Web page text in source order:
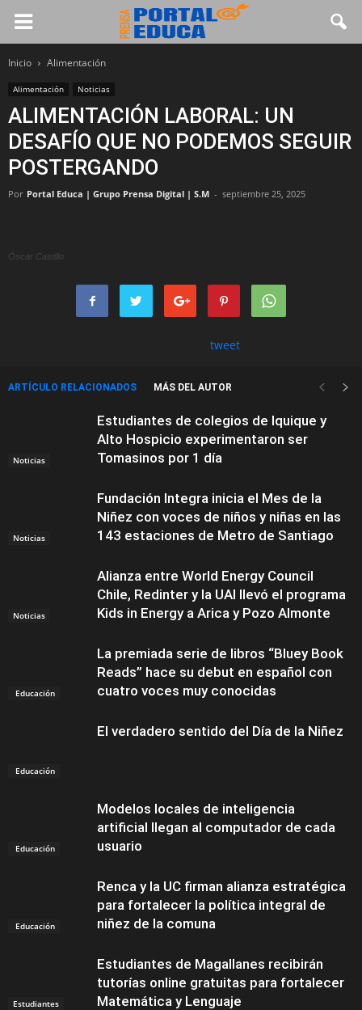
Inicio Alimentación
Alimentación Noticias
ALIMENTACIÓN LABORAL: UN
DESAFÍO QUE NO PODEMOS SEGUIR
POSTERGANDO
Por Portal Educa | Grupo Prensa Digital | S.M - septiembre 25, 2025
Óscar Castillo
tweet
ARTÍCULO RELACIONADOS MÁS DEL AUTOR
Noticias
Estudiantes de colegios de Iquique y
Alto Hospicio experimentaron ser
Tomasinos por 1 día
Noticias
Fundación Integra inicia el Mes de la
Niñez con voces de niños y niñas en las
143 estaciones de Metro de Santiago
Noticias
Alianza entre World Energy Council
Chile, Redinter y la UAI llevó el programa
Kids in Energy a Arica y Pozo Almonte
Educación
La premiada serie de libros “Bluey Book
Reads” hace su debut en español con
cuatro voces muy conocidas
Educación
El verdadero sentido del Día de la Niñez
Educación
Modelos locales de inteligencia
artificial llegan al computador de cada
usuario
Educación
Renca y la UC firman alianza estratégica
para fortalecer la política integral de
niñez de la comuna
Estudiantes
Estudiantes de Magallanes recibirán
tutorías online gratuitas para fortalecer
Matemática y Lenguaje